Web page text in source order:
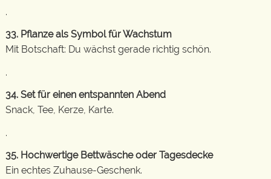
.
33. Pflanze als Symbol für Wachstum
Mit Botschaft: Du wächst gerade richtig schön.
.
34. Set für einen entspannten Abend
Snack, Tee, Kerze, Karte.
.
35. Hochwertige Bettwäsche oder Tagesdecke
Ein echtes Zuhause-Geschenk.